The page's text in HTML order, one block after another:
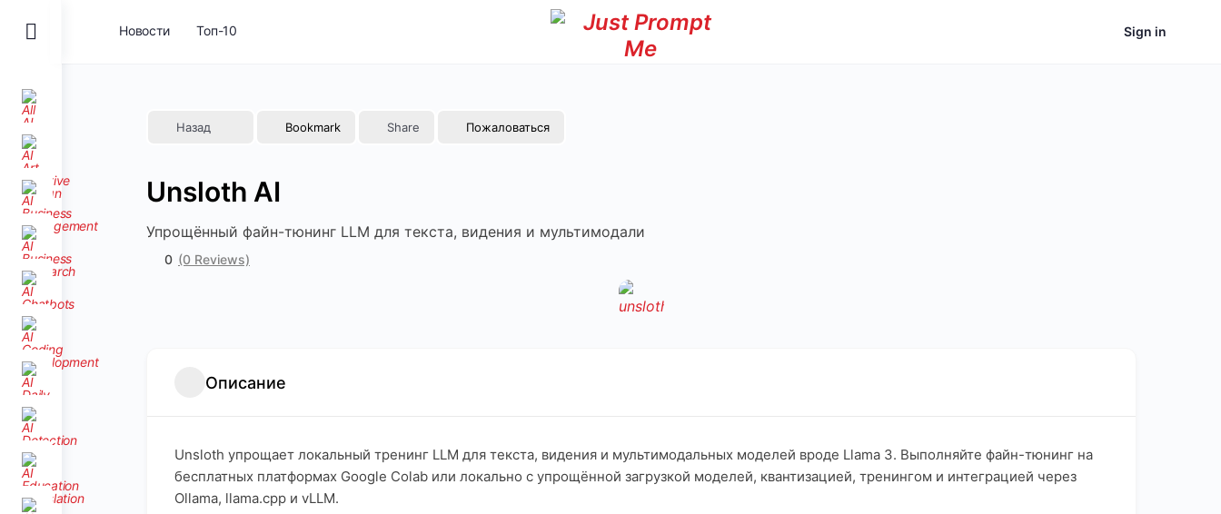
Новости Топ-10 Sign in
Назад Bookmark Share Пожаловаться
Unsloth AI
Упрощённый файн-тюнинг LLM для текста, видения и мультимодали
0 (0 Reviews)
Описание
Unsloth упрощает локальный тренинг LLM для текста, видения и мультимодальных моделей вроде Llama 3. Выполняйте файн-тюнинг на
бесплатных платформах Google Colab или локально с упрощённой загрузкой моделей, квантизацией, тренингом и интеграцией через
Ollama, llama.cpp и vLLM.